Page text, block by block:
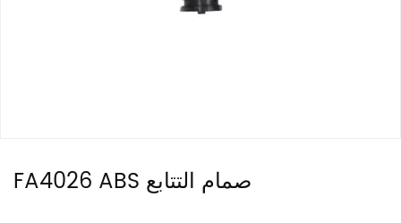
FA4026 ABS صمام التتابع